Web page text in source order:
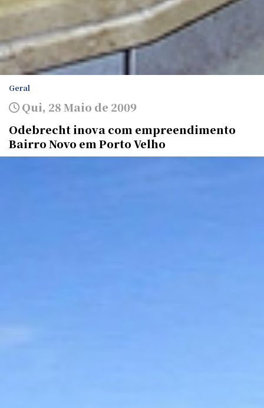
Geral
Qui, 28 Maio de 2009
Odebrecht inova com empreendimento
Bairro Novo em Porto Velho